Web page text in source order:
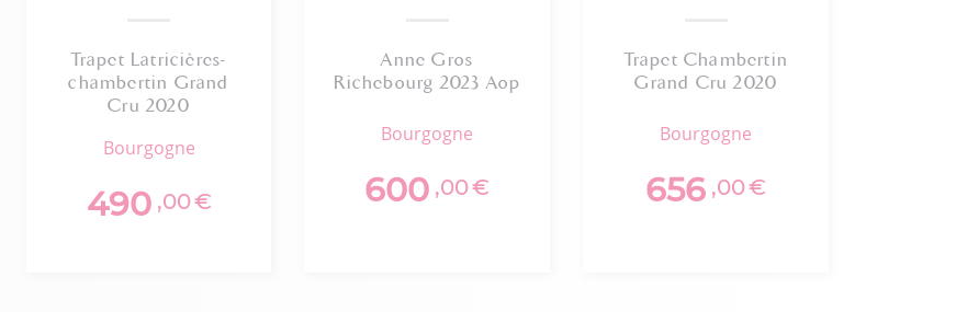
Trapet Latricières-
chambertin Grand
Cru 2020
bourgogne
490 ,00€
Anne Gros
Richebourg 2023 Aop
bourgogne
600 ,00€
Trapet Chambertin
Grand Cru 2020
bourgogne
656 ,00€